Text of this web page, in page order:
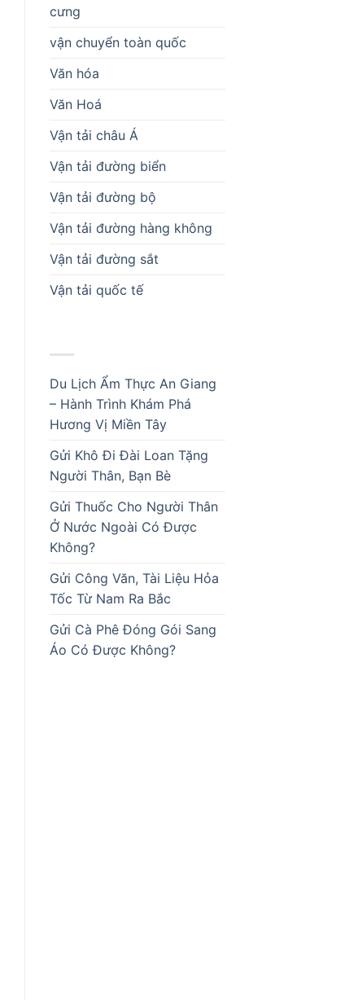
cưng
vận chuyển toàn quốc
Văn hóa
Văn Hoá
Vận tải châu Á
Vận tải đường biển
Vận tải đường bộ
Vận tải đường hàng không
Vận tải đường sắt
Vận tải quốc tế
Du Lịch Ẩm Thực An Giang
– Hành Trình Khám Phá
Hương Vị Miền Tây
Gửi Khô Đi Đài Loan Tặng
Người Thân, Bạn Bè
Gửi Thuốc Cho Người Thân
Ở Nước Ngoài Có Được
Không?
Gửi Công Văn, Tài Liệu Hỏa
Tốc Từ Nam Ra Bắc
Gửi Cà Phê Đóng Gói Sang
Áo Có Được Không?